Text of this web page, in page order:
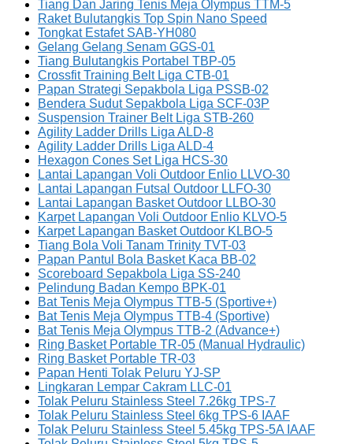
Tiang Dan Jaring Tenis Meja Olympus TTM-5
Raket Bulutangkis Top Spin Nano Speed
Tongkat Estafet SAB-YH080
Gelang Gelang Senam GGS-01
Tiang Bulutangkis Portabel TBP-05
Crossfit Training Belt Liga CTB-01
Papan Strategi Sepakbola Liga PSSB-02
Bendera Sudut Sepakbola Liga SCF-03P
Suspension Trainer Belt Liga STB-260
Agility Ladder Drills Liga ALD-8
Agility Ladder Drills Liga ALD-4
Hexagon Cones Set Liga HCS-30
Lantai Lapangan Voli Outdoor Enlio LLVO-30
Lantai Lapangan Futsal Outdoor LLFO-30
Lantai Lapangan Basket Outdoor LLBO-30
Karpet Lapangan Voli Outdoor Enlio KLVO-5
Karpet Lapangan Basket Outdoor KLBO-5
Tiang Bola Voli Tanam Trinity TVT-03
Papan Pantul Bola Basket Kaca BB-02
Scoreboard Sepakbola Liga SS-240
Pelindung Badan Kempo BPK-01
Bat Tenis Meja Olympus TTB-5 (Sportive+)
Bat Tenis Meja Olympus TTB-4 (Sportive)
Bat Tenis Meja Olympus TTB-2 (Advance+)
Ring Basket Portable TR-05 (Manual Hydraulic)
Ring Basket Portable TR-03
Papan Henti Tolak Peluru YJ-SP
Lingkaran Lempar Cakram LLC-01
Tolak Peluru Stainless Steel 7.26kg TPS-7
Tolak Peluru Stainless Steel 6kg TPS-6 IAAF
Tolak Peluru Stainless Steel 5.45kg TPS-5A IAAF